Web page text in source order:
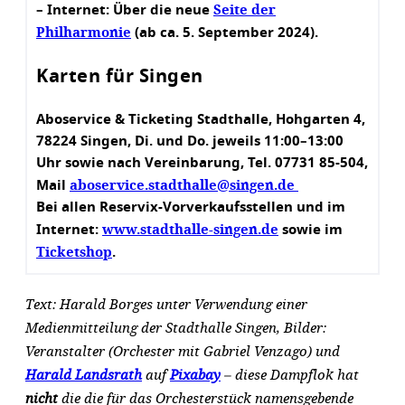
– Internet: Über die neue Seite der
Philharmonie (ab ca. 5. September 2024).
Karten für Singen
Aboservice & Ticketing Stadthalle, Hohgarten 4,
78224 Singen, Di. und Do. jeweils 11:00–13:00
Uhr sowie nach Vereinbarung, Tel. 07731 85-504,
Mail aboservice.stadthalle@singen.de
Bei allen Reservix-Vorverkaufsstellen und im
Internet: www.stadthalle-singen.de sowie im
Ticketshop.
Text: Harald Borges unter Verwendung einer
Medienmitteilung der Stadthalle Singen, Bilder:
Veranstalter (Orchester mit Gabriel Venzago) und
Harald LandsrathaufPixabay – diese Dampflok hat
nichtdie die für das Orchesterstück namensgebende